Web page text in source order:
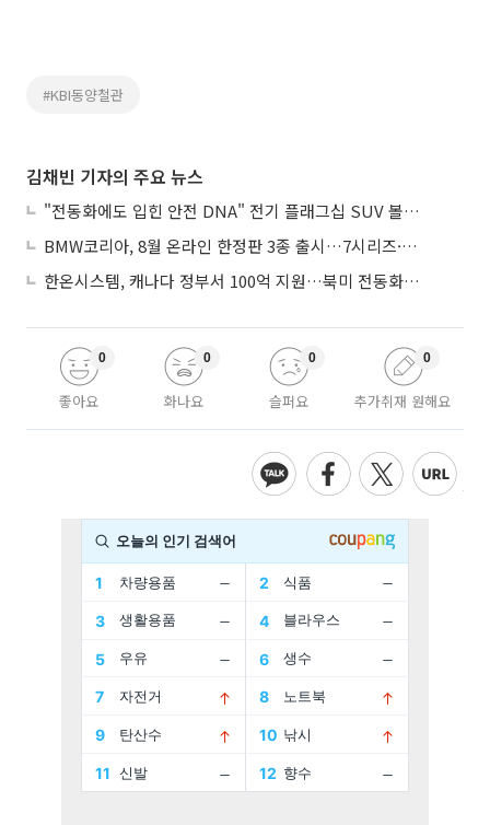
#KBI동양철관
김채빈 기자의 주요 뉴스
"전동화에도 입힌 안전 DNA" 전기 플래그십 SUV 볼보 'EX90'
BMW코리아, 8월 온라인 한정판 3종 출시…7시리즈·X7·M340i 투어링
한온시스템, 캐나다 정부서 100억 지원…북미 전동화 시장 가속
좋아요
0
화나요
0
슬퍼요
0
추가취재 원해요
0